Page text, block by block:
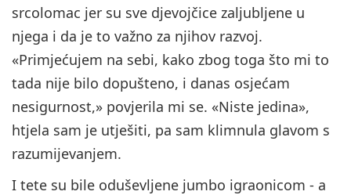
srcolomac jer su sve djevojčice zaljubljene u
njega i da je to važno za njihov razvoj.
«Primjećujem na sebi, kako zbog toga što mi to
tada nije bilo dopušteno, i danas osjećam
nesigurnost,» povjerila mi se. «Niste jedina»,
htjela sam je utješiti, pa sam klimnula glavom s
razumijevanjem.
I tete su bile oduševljene jumbo igraonicom - a